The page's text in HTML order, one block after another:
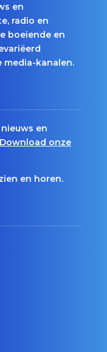
en
radio en
boeiende en
media-kanalen.
en
Download onze
en horen.